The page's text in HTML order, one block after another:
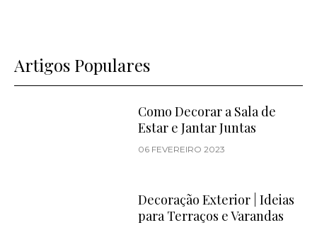
Artigos Populares
Como Decorar a Sala de
Estar e Jantar Juntas
06 FEVEREIRO 2023
Decoração Exterior | Ideias
para Terraços e Varandas